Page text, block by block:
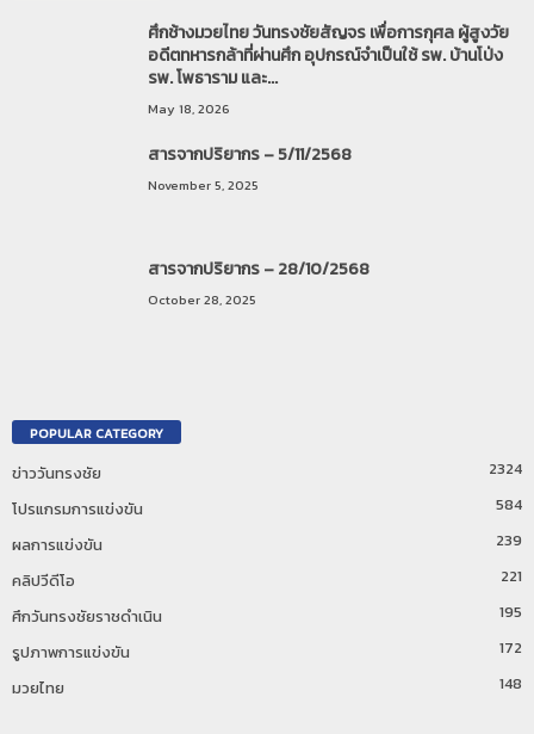
ศึกช้างมวยไทย วันทรงชัยสัญจร เพื่อการกุศล ผู้สูงวัย
อดีตทหารกล้าที่ผ่านศึก อุปกรณ์จำเป็นใช้ รพ. บ้านโป่ง
รพ. โพธาราม และ...
May 18, 2026
สารจากปริยากร – 5/11/2568
November 5, 2025
สารจากปริยากร – 28/10/2568
October 28, 2025
POPULAR CATEGORY
ข่าววันทรงชัย
2324
โปรแกรมการแข่งขัน
584
ผลการแข่งขัน
239
คลิปวีดีโอ
221
ศึกวันทรงชัยราชดำเนิน
195
รูปภาพการแข่งขัน
172
มวยไทย
148